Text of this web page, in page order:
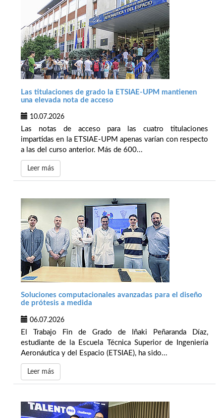
Las titulaciones de grado la ETSIAE-UPM mantienen
una elevada nota de acceso
10.07.2026
Las notas de acceso para las cuatro titulaciones
impartidas en la ETSIAE-UPM apenas varían con respecto
a las del curso anterior. Más de 600...
Leer más
Soluciones computacionales avanzadas para el diseño
de prótesis a medida
06.07.2026
El Trabajo Fin de Grado de Iñaki Peñaranda Díaz,
estudiante de la Escuela Técnica Superior de Ingeniería
Aeronáutica y del Espacio (ETSIAE), ha sido...
Leer más